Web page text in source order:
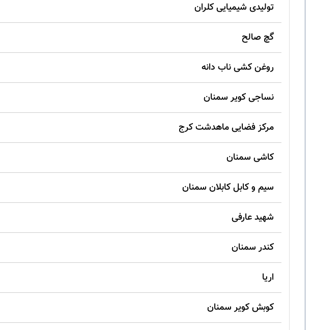
تولیدی شیمیایی کلران
گچ صالح
روغن کشی ناب دانه
نساجی کویر سمنان
مرکز فضایی ماهدشت کرج
کاشی سمنان
سیم و کابل کابلان سمنان
شهید عارفی
کندر سمنان
اریا
کوبش کویر سمنان